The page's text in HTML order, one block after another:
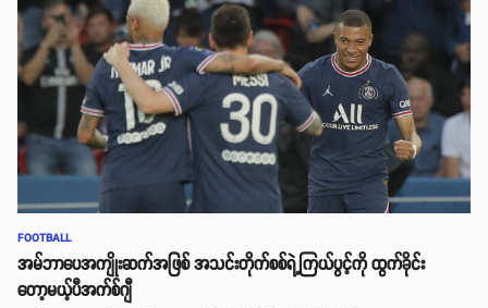
FOOTBALL
အမ်ဘာပေအကျိုးဆက်အဖြစ် အသင်းတိုက်စစ်ရဲ့ကြယ်ပွင့်ကို ထွက်ခိုင်း
တော့မယ့်ပီအက်စ်ဂျီ